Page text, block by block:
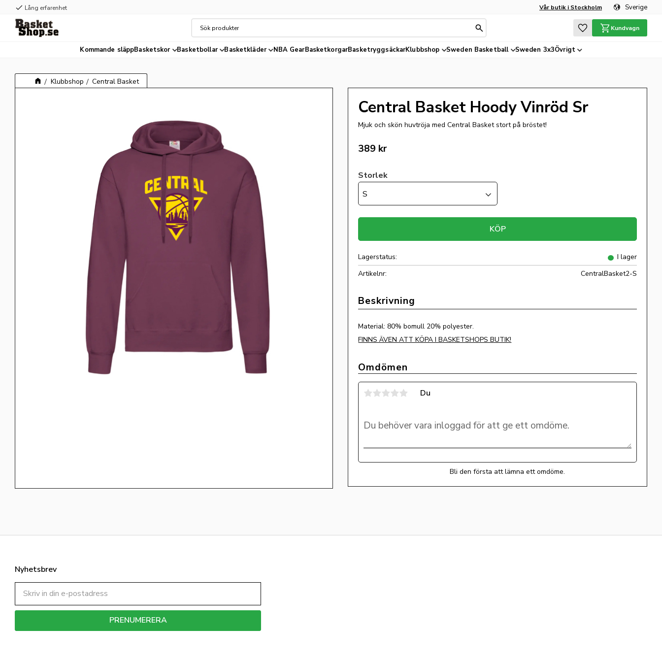
check Lång erfarenhet Vår butik i Stockholm Sverige
Favoriter
Kundvagn
Kommande släppBasketskor Basketbollar Basketkläder NBA GearBasketkorgarBasketryggsäckarKlubbshop Sweden Basketball Sweden 3x3Övrigt
Klubbshop Central Basket
Central Basket Hoody Vinröd Sr
Mjuk och skön huvtröja med Central Basket stort på bröstet!
389 kr
Storlek
S
KÖP
Lagerstatus
I lager
Artikelnr
CentralBasket2-S
Material: 80% bomull 20% polyester.
FINNS ÄVEN ATT KÖPA I BASKETSHOPS BUTIK!
Omdömen
Du
Bli den första att lämna ett omdöme.
Nyhetsbrev
PRENUMERERA